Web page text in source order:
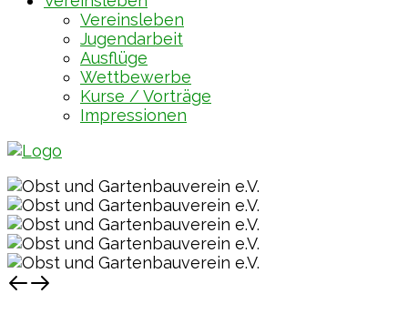
Vereinsleben
Jugendarbeit
Ausflüge
Wettbewerbe
Kurse / Vorträge
Impressionen